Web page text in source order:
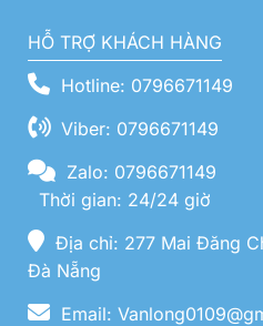
HỖ TRỢ KHÁCH HÀNG
Hotline: 0796671149
Viber: 0796671149
Zalo: 0796671149
Thời gian: 24/24 giờ
Địa chỉ: 277 Mai Đăng
Đà Nẵng
Email: